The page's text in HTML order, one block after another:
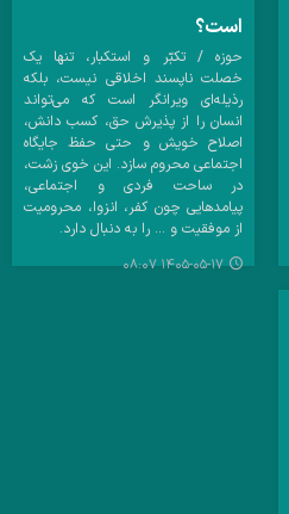
است؟
حوزه / تکبّر و استکبار، تنها یک
خصلت ناپسند اخلاقی نیست، بلکه
رذیله‌ای ویرانگر است که می‌تواند
انسان را از پذیرش حق، کسب دانش،
اصلاح خویش و حتی حفظ جایگاه
اجتماعی محروم سازد. این خوی زشت،
در ساحت فردی و اجتماعی،
پیامدهایی چون کفر، انزوا، محرومیت
از موفقیت و ... را به دنبال دارد.
۱۴۰۵-۰۵-۱۷ ۰۸:۰۷